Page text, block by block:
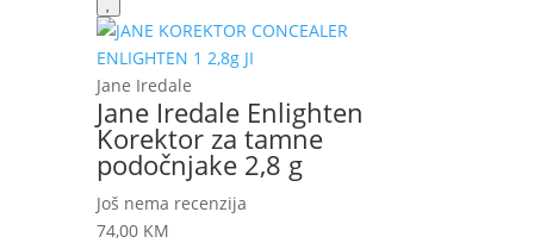
Jane Iredale
Jane Iredale Enlighten
Korektor za tamne
podočnjake 2,8 g
Još nema recenzija
74,00 KM